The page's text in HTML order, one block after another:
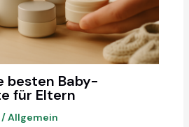
besten Baby-
für Eltern
/Allgemein